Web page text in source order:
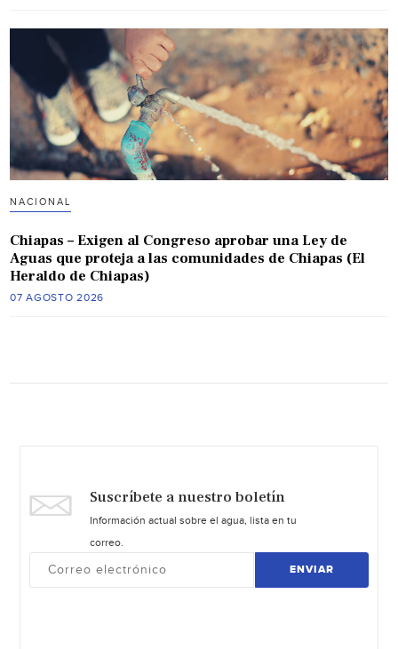
NACIONAL
Chiapas – Exigen al Congreso aprobar una Ley de
Aguas que proteja a las comunidades de Chiapas (El
Heraldo de Chiapas)
07 AGOSTO 2026
Suscríbete a nuestro boletín
Información actual sobre el agua, lista en tu
correo.
ENVIAR